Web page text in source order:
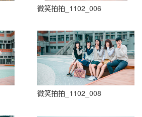
微笑拍拍_1102_006
微笑拍拍_1102_008